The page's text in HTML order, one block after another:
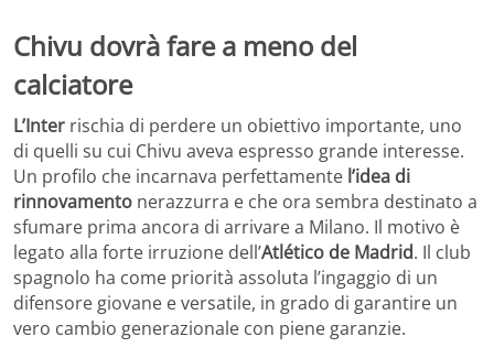
Chivu dovrà fare a meno del
calciatore
L’Inter rischia di perdere un obiettivo importante, uno
di quelli su cui Chivu aveva espresso grande interesse.
Un profilo che incarnava perfettamente l’idea di
rinnovamento nerazzurra e che ora sembra destinato a
sfumare prima ancora di arrivare a Milano. Il motivo è
legato alla forte irruzione dell’Atlético de Madrid. Il club
spagnolo ha come priorità assoluta l’ingaggio di un
difensore giovane e versatile, in grado di garantire un
vero cambio generazionale con piene garanzie.